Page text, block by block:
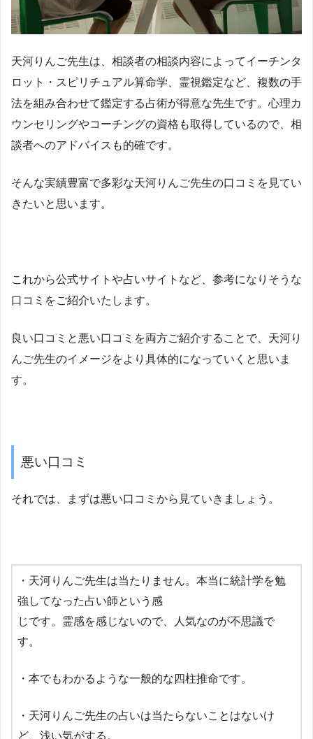
天河りんご先生は、相談者の相談内容によってイーチンタ
ロット・スピリチュアル算命学、霊視鑑定など、複数の手
法を組み合わせて鑑定する占術が得意な先生です。心理カ
ウンセリングやコーチングの資格も取得しているので、相
談者へのアドバイスも的確です。
そんな実績豊富で多彩な天河りんご先生の口コミを見てい
きたいと思います。
これから公式サイトや占いサイトなど、参考になりそうな
口コミをご紹介いたします。
良い口コミと悪い口コミを両方ご紹介することで、天河り
んご先生のイメージをより具体的になっていくと思いま
す。
悪い口コミ
それでは、まずは悪い口コミから見ていきましょう。
・天河りんご先生は当たりません。本当に統計学を勉
強してなった占い師という感
じです。霊感を感じないので、人気なのが不思議で
す。
・本でもわかるような一般的な四柱推命です。
・天河りんご先生の占いは当たらないことはないけ
ど、浅い気がする。